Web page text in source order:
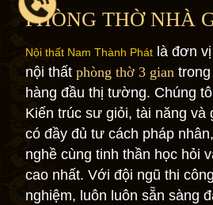
PHÒNG THỜ NHÀ
Nội thất Nam Thành Phát là đơn
nội thất phòng thờ 3 gian
hàng đầu thị tường. Chúng
Kiến trúc sư giỏi, tài năng và
có đầy đủ tư cách pháp
nghề cùng tinh thần học hỏi
cao nhất. Với đội ngũ thi
nghiệm, luôn luôn sẵn sàng